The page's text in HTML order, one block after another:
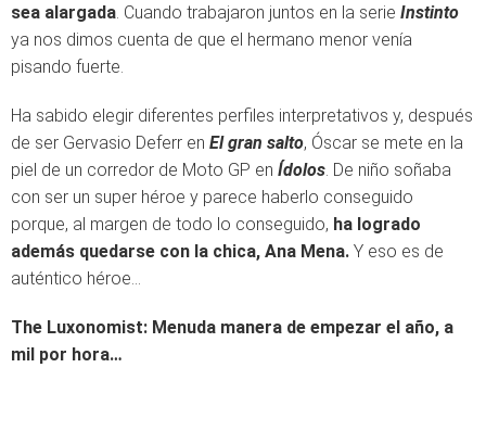
sea alargada . Cuando trabajaron juntos en la serie Instinto
ya nos dimos cuenta de que el hermano menor venía
pisando fuerte.
Ha sabido elegir diferentes perfiles interpretativos y, después
de ser Gervasio Deferr en El gran salto, Óscar se mete en la
piel de un corredor de Moto GP en Ídolos . De niño soñaba
con ser un super héroe y parece haberlo conseguido
porque, al margen de todo lo conseguido, ha logrado
además quedarse con la chica, Ana Mena. Y eso es de
auténtico héroe…
The Luxonomist: Menuda manera de empezar el año, a
mil por hora…